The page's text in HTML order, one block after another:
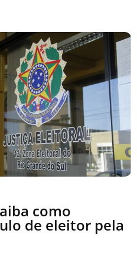
como
de eleitor pela